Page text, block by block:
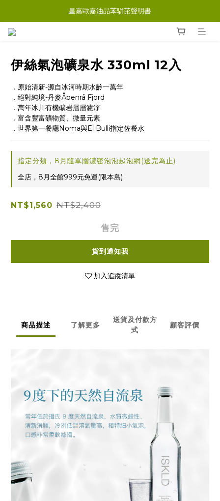
皇嘉歐嘉油品苯駢芘聲明書
伊絲氣泡礦泉水 330ml 12入
．原始清新-源自冰河時期水齡一萬年
．絕對純境-丹麥Åbenrå Fjord
．萬年冰川有機礦岩層層濾淨
．富含豐富礦物質、微量元素
．世界第一餐廳Noma與El Bulli指定佐餐水
指定分類，8月隨單贈濃密泡泡起泡網(送完為止)
全店，8月全館999元免運(限本島)
NT$1,560 NT$2,400
售完
貨到通知我
加入追蹤清單
商品描述 了解更多
送貨及付款方
式
顧客評價